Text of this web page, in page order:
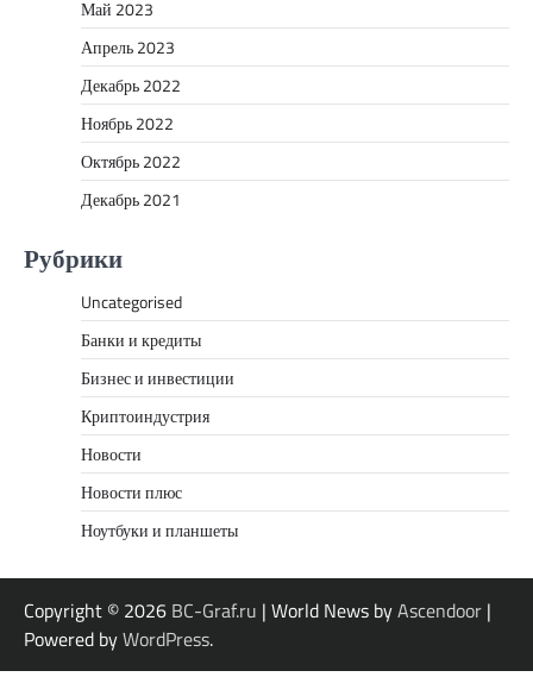
Май 2023
Апрель 2023
Декабрь 2022
Ноябрь 2022
Октябрь 2022
Декабрь 2021
Рубрики
Uncategorised
Банки и кредиты
Бизнес и инвестиции
Криптоиндустрия
Новости
Новости плюс
Ноутбуки и планшеты
Copyright © 2026 BC-Graf.ru | World News byAscendoor |
Powered byWordPress.